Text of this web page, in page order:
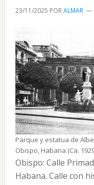
23/11/2025 PORALMAR
Parque y estatua de
Obispo, Habana (Ca.
Obispo: Calle
Habana. Calle con